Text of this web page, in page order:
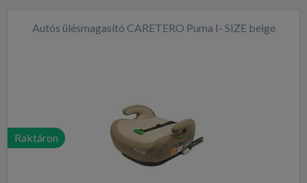
Autós ülésmagasító CARETERO Puma I- SIZE beige
Raktáron